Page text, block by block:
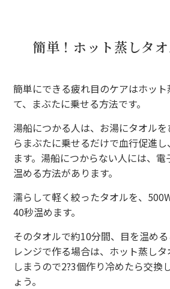
簡単！ホット蒸しタ
簡単にできる疲れ目のケアはホッ
て、まぶたに乗せる方法です。
湯船につかる人は、お湯にタオル
らまぶたに乗せるだけで血行促進
ます。湯船につからない人には、
温める方法があります。
濡らして軽く絞ったタオルを、
40秒温めます。
そのタオルで約10分間、目を温め
レンジで作る場合は、ホット蒸し
しまうので2?3個作り冷めたら交換
ょう。